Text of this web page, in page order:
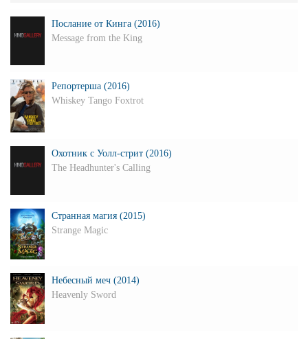
Послание от Кинга (2016)
Message from the King
Репортерша (2016)
Whiskey Tango Foxtrot
Охотник с Уолл-стрит (2016)
The Headhunter's Calling
Странная магия (2015)
Strange Magic
Небесный меч (2014)
Heavenly Sword